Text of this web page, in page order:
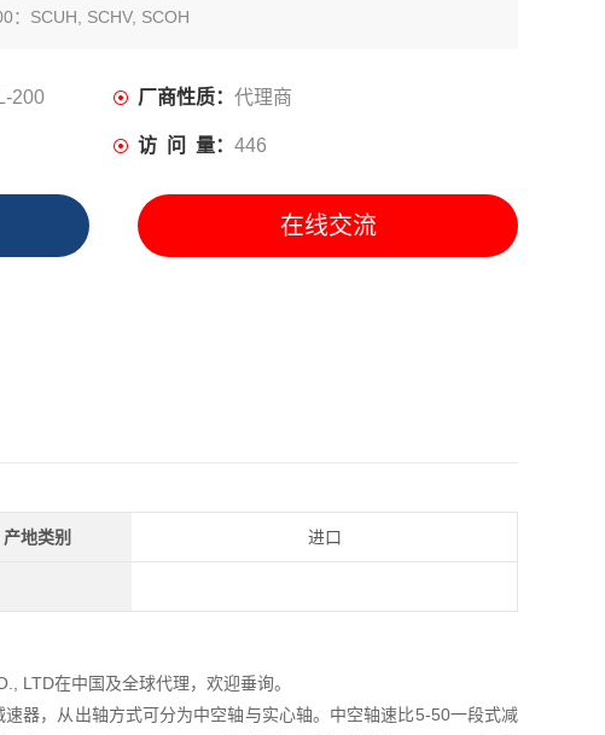
：SCUH, SCHV, SCOH
200 厂商性质： 代理商
访 问 量： 446
在线交流
产地类别 进口
LTD在中国及全球代理，欢迎垂询。
器，从出轴方式可分为中空轴与实心轴。中空轴速比5-50一段式减